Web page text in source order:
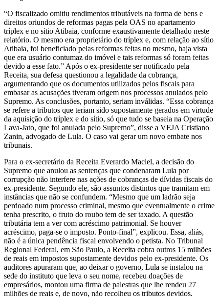
“O fiscalizado omitiu rendimentos tributáveis na forma de bens e
direitos oriundos de reformas pagas pela OAS no apartamento
tríplex e no sítio Atibaia, conforme exaustivamente detalhado neste
relatório. O mesmo era proprietário do tríplex e, com relação ao sítio
Atibaia, foi beneficiado pelas reformas feitas no mesmo, haja vista
que era usuário contumaz do imóvel e tais reformas só foram feitas
devido a esse fato.” Após o ex-presidente ser notificado pela
Receita, sua defesa questionou a legalidade da cobrança,
argumentando que os documentos utilizados pelos fiscais para
embasar as acusações tiveram origem nos processos anulados pelo
Supremo. As conclusões, portanto, seriam inválidas. “Essa cobrança
se refere a tributos que teriam sido supostamente gerados em virtude
da aquisição do tríplex e do sítio, só que tudo se baseia na Operação
Lava-Jato, que foi anulada pelo Supremo”, disse a VEJA Cristiano
Zanin, advogado de Lula. O caso vai gerar um novo embate nos
tribunais.
Para o ex-secretário da Receita Everardo Maciel, a decisão do
Supremo que anulou as sentenças que condenaram Lula por
corrupção não interfere nas ações de cobranças de dívidas fiscais do
ex-presidente. Segundo ele, são assuntos distintos que tramitam em
instâncias que não se confundem. “Mesmo que um ladrão seja
perdoado num processo criminal, mesmo que eventualmente o crime
tenha prescrito, o fruto do roubo tem de ser taxado. A questão
tributária tem a ver com acréscimo patrimonial. Se houver
acréscimo, paga-se o imposto. Ponto-final”, explicou. Essa, aliás,
não é a única pendência fiscal envolvendo o petista. No Tribunal
Regional Federal, em São Paulo, a Receita cobra outros 15 milhões
de reais em impostos supostamente devidos pelo ex-presidente. Os
auditores apuraram que, ao deixar o governo, Lula se instalou na
sede do instituto que leva o seu nome, recebeu doações de
empresários, montou uma firma de palestras que lhe rendeu 27
milhões de reais e, de novo, não recolheu os tributos devidos.